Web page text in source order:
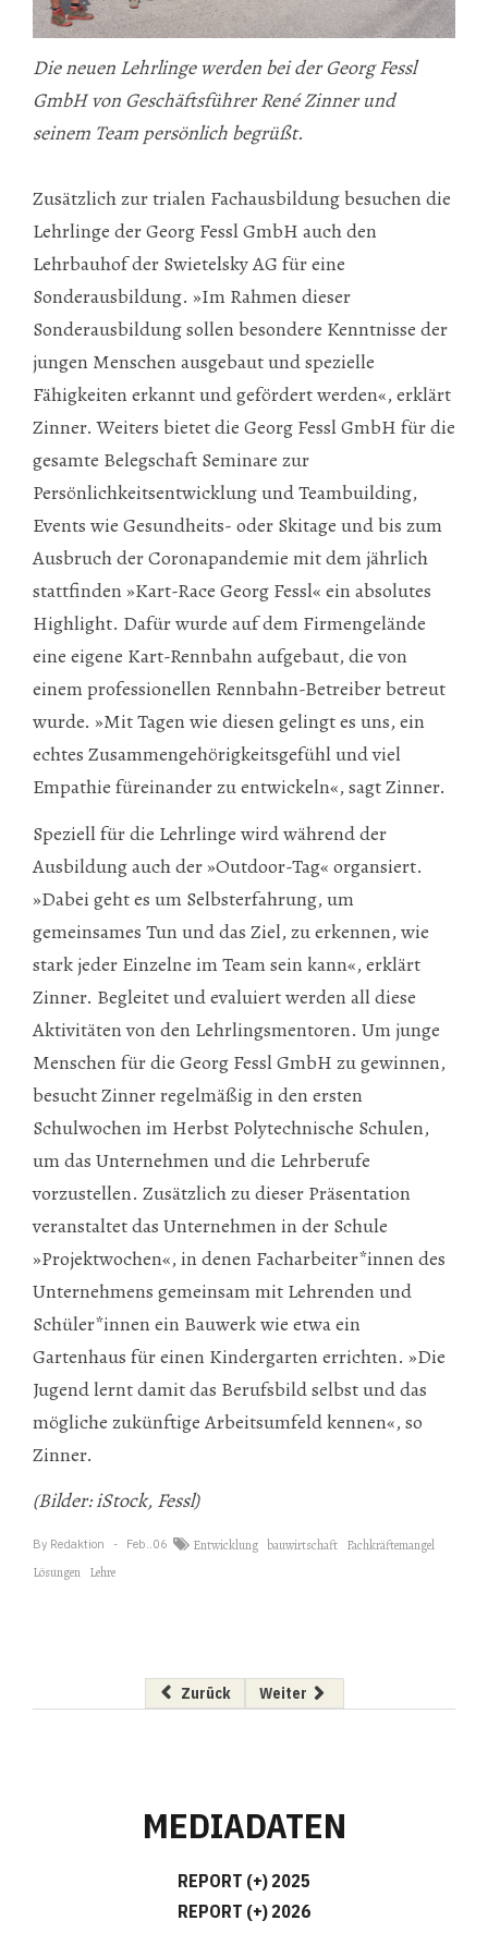
Die neuen Lehrlinge werden bei der Georg Fessl
GmbH von Geschäftsführer René Zinner und
seinem Team persönlich begrüßt.
Zusätzlich zur trialen Fachausbildung besuchen die
Lehrlinge der Georg Fessl GmbH auch den
Lehrbauhof der Swietelsky AG für eine
Sonderausbildung. »Im Rahmen dieser
Sonderausbildung sollen besondere Kenntnisse der
jungen Menschen ausgebaut und spezielle
Fähigkeiten erkannt und gefördert werden«, erklärt
Zinner. Weiters bietet die Georg Fessl GmbH für die
gesamte Belegschaft Seminare zur
Persönlichkeitsentwicklung und Teambuilding,
Events wie Gesundheits- oder Skitage und bis zum
Ausbruch der Corona­pandemie mit dem jährlich
stattfinden »Kart-Race Georg Fessl« ein absolutes
Highlight. Dafür wurde auf dem Firmengelände
eine eigene Kart-Rennbahn aufgebaut, die von
einem professionellen Rennbahn-Betreiber betreut
wurde. »Mit Tagen wie diesen gelingt es uns, ein
echtes Zusammengehörigkeitsgefühl und viel
Empathie füreinander zu entwickeln«, sagt Zinner.
Speziell für die Lehrlinge wird während der
Ausbildung auch der »Outdoor-Tag« organsiert.
»Dabei geht es um Selbsterfahrung, um
gemeinsames Tun und das Ziel, zu erkennen, wie
stark jeder Einzelne im Team sein kann«, erklärt
Zinner. Begleitet und evaluiert werden all diese
Aktivitäten von den Lehrlingsmentoren. Um junge
Menschen für die Georg Fessl GmbH zu gewinnen,
besucht Zinner regelmäßig in den ersten
Schulwochen im Herbst Polytechnische Schulen,
um das Unternehmen und die Lehrberufe
vorzustellen. Zusätzlich zu dieser Präsentation
veranstaltet das Unternehmen in der Schule
»Projektwochen«, in denen Facharbeiter*innen des
Unternehmens gemeinsam mit Lehrenden und
Schüler*innen ein Bauwerk wie etwa ein
Gartenhaus für einen Kindergarten errichten. »Die
Jugend lernt damit das Berufsbild selbst und das
mögliche zukünftige Arbeitsumfeld kennen«, so
Zinner.
(Bilder: iStock, Fessl)
By Redaktion Feb..06 Entwicklung bauwirtschaft Fachkräftemangel
Lösungen Lehre
Vorheriger Beitrag: Rustler forciert
Zurück Nächster Beitrag: Neue
Weiter
MEDIADATEN
REPORT (+) 2025
REPORT (+) 2026